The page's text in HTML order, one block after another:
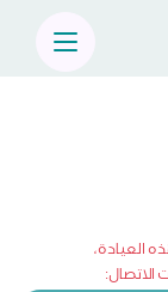
العيادة،